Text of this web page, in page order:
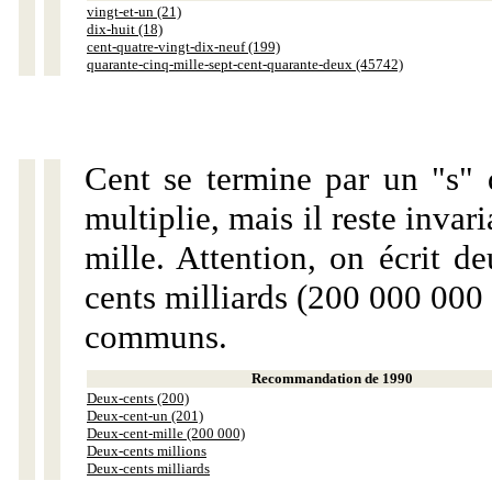
vingt-et-un (21)
dix-huit (18)
cent-quatre-vingt-dix-neuf (199)
quarante-cinq-mille-sept-cent-quarante-deux (45742)
Cent se termine par un "s"
multiplie, mais il reste
mille. Attention, on écrit
cents milliards (200 000
communs.
Recommandation de 1990
Deux-cents (200)
Deux-cent-un (201)
Deux-cent-mille (200 000)
Deux-cents millions
Deux-cents milliards